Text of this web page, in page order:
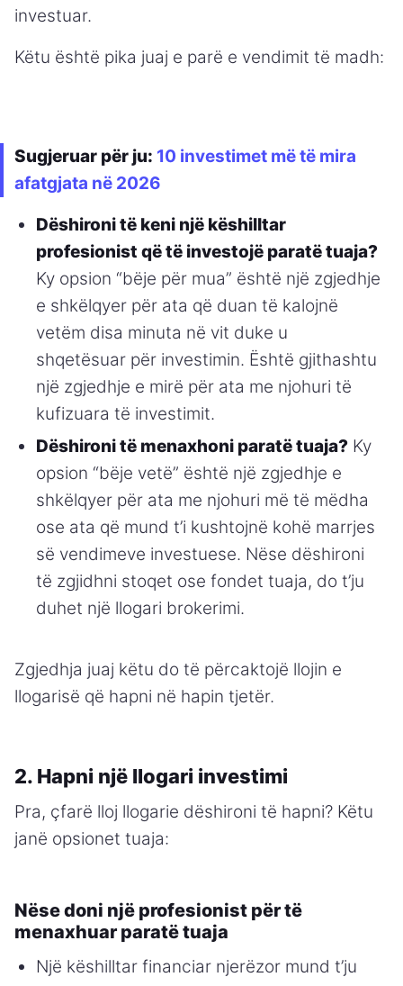
investuar.
Këtu është pika juaj e parë e vendimit të madh:
Sugjeruar për ju: 10 investimet më të mira
afatgjata në 2026
Dëshironi të keni një këshilltar
profesionist që të investojë paratë tuaja?
Ky opsion “bëje për mua” është një zgjedhje
e shkëlqyer për ata që duan të kalojnë
vetëm disa minuta në vit duke u
shqetësuar për investimin. Është gjithashtu
një zgjedhje e mirë për ata me njohuri të
kufizuara të investimit.
Dëshironi të menaxhoni paratë tuaja? Ky
opsion “bëje vetë” është një zgjedhje e
shkëlqyer për ata me njohuri më të mëdha
ose ata që mund t’i kushtojnë kohë marrjes
së vendimeve investuese. Nëse dëshironi
të zgjidhni stoqet ose fondet tuaja, do t’ju
duhet një llogari brokerimi.
Zgjedhja juaj këtu do të përcaktojë llojin e
llogarisë që hapni në hapin tjetër.
2. Hapni një llogari investimi
Pra, çfarë lloj llogarie dëshironi të hapni? Këtu
janë opsionet tuaja:
Nëse doni një profesionist për të
menaxhuar paratë tuaja
Një këshilltar financiar njerëzor mund t’ju